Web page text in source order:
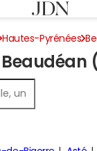
Hautes-Pyrénées